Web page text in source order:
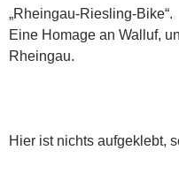
„Rheingau-Riesling-Bike“.
Eine Homage an Walluf,
Rheingau.
Hier ist nichts aufgeklebt,